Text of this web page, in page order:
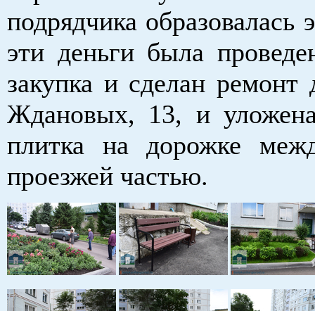
подрядчика образовалась
эти деньги была
закупка и сделан ремонт
Ждановых, 13, и уложена
плитка на дорожке
проезжей частью.